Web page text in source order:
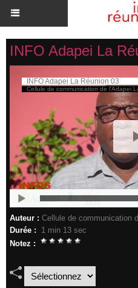
INFO Adapei La
Auteur : Cellule de communication
Durée :
1 min 13 sec
Notez :